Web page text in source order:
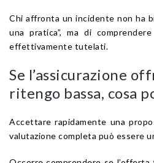
Chi affronta un incidente non ha
una pratica”, ma di
effettivamente tutelati.
Se l’assicurazione
ritengo bassa, cosa
Accettare rapidamente una
valutazione completa può essere